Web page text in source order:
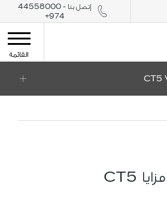
إتصل بنا - 44558000
974+
القائمة
مزايا CT5